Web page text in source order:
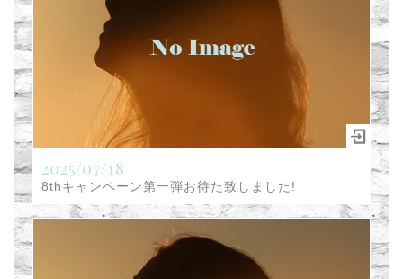
2025/07/18
8thキャンペーン第一弾お待た致しました!